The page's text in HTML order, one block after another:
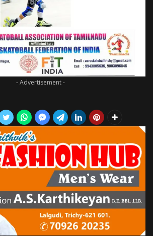
- Advertisement -